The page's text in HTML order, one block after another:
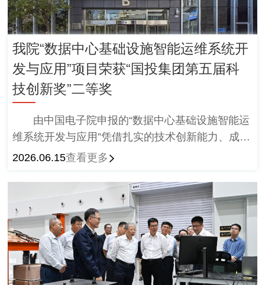
佐敦涂料(张家港)有限公司、西卡(中国)有限公司、
施耐德(广州)母线有限公司、喜利得(中国)商贸有限
公司、山东冠洲股份有限公司)等参编单位代表参
会。
我院“数据中心基础设施智能运维系统开
发与应用”项目荣获“国投集团第五届科
技创新奖”二等奖
由中国电子院申报的“数据中心基础设施智能运
维系统开发与应用”凭借扎实的技术创新能力、成熟
的工程落地效果及突出的行业应用价值。
2026.06.15查看更多